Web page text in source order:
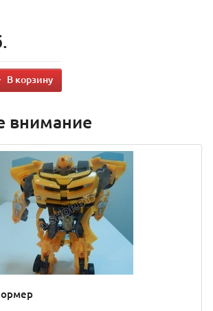
В корзину
внимание